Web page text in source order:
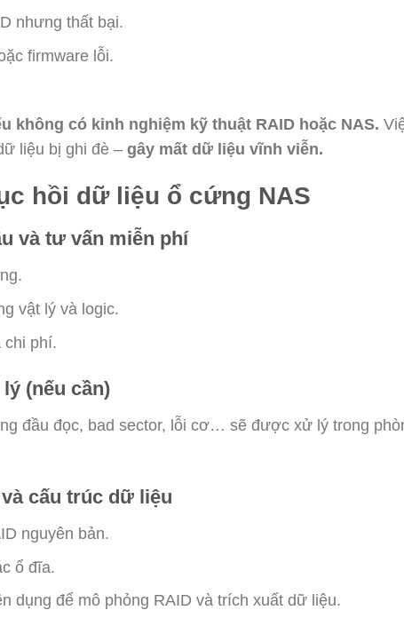
nhưng thất bại.
firmware lỗi.
không có kinh nghiệm kỹ thuật RAID hoặc NAS.
liệu bị ghi đè – gây mất dữ liệu vĩnh viễn.
hồi dữ liệu ổ cứng NAS
và tư vấn miễn phí
vật lý và logic.
phí.
(nếu cần)
đầu đọc, bad sector, lỗi cơ… sẽ được xử lý trong
cấu trúc dữ liệu
nguyên bản.
ổ đĩa.
dụng để mô phỏng RAID và trích xuất dữ liệu.